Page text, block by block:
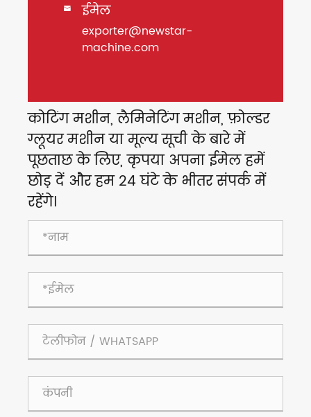
 ईमेल
exporter@newstar-
machine.com
कोटिंग मशीन, लैमिनेटिंग मशीन, फ़ोल्डर
ग्लूयर मशीन या मूल्य सूची के बारे में
पूछताछ के लिए, कृपया अपना ईमेल हमें
छोड़ दें और हम 24 घंटे के भीतर संपर्क में
रहेंगे।